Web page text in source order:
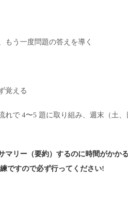
う一度問題の答えを導く
覚える
れで 4〜5 題に取り組み、週末（土
マリー（要約）するのに時間がかか
ですので必ず行ってください!